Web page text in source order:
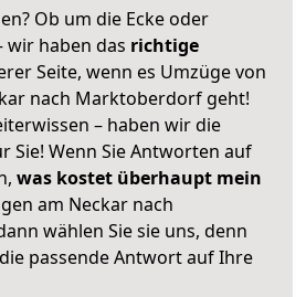
Ob um die Ecke oder
wir haben das richtige
Seite, wenn es Umzüge von
nach Marktoberdorf geht!
– haben wir die
Sie! Wenn Sie Antworten auf
was kostet überhaupt mein
am Neckar nach
wählen Sie sie uns, denn
passende Antwort auf Ihre